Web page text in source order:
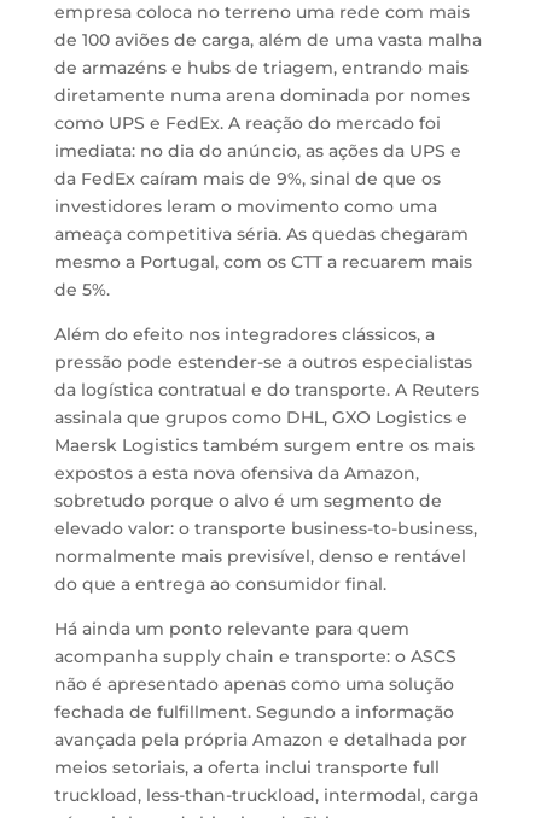
empresa coloca no terreno uma rede com mais
de 100 aviões de carga, além de uma vasta malha
de armazéns e hubs de triagem, entrando mais
diretamente numa arena dominada por nomes
como UPS e FedEx. A reação do mercado foi
imediata: no dia do anúncio, as ações da UPS e
da FedEx caíram mais de 9%, sinal de que os
investidores leram o movimento como uma
ameaça competitiva séria. As quedas chegaram
mesmo a Portugal, com os CTT a recuarem mais
de 5%.
Além do efeito nos integradores clássicos, a
pressão pode estender-se a outros especialistas
da logística contratual e do transporte. A Reuters
assinala que grupos como DHL, GXO Logistics e
Maersk Logistics também surgem entre os mais
expostos a esta nova ofensiva da Amazon,
sobretudo porque o alvo é um segmento de
elevado valor: o transporte business-to-business,
normalmente mais previsível, denso e rentável
do que a entrega ao consumidor final.
Há ainda um ponto relevante para quem
acompanha supply chain e transporte: o ASCS
não é apresentado apenas como uma solução
fechada de fulfillment. Segundo a informação
avançada pela própria Amazon e detalhada por
meios setoriais, a oferta inclui transporte full
truckload, less-than-truckload, intermodal, carga